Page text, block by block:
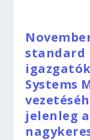
standard
Systems
jelenleg